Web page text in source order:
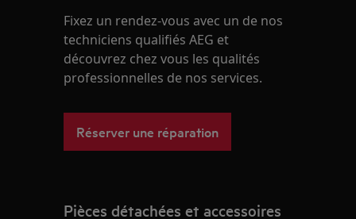
Fixez un rendez-vous avec un de nos
techniciens qualifiés AEG et
découvrez chez vous les qualités
professionnelles de nos services.
Réserver une réparation
Pièces détachées et accessoires